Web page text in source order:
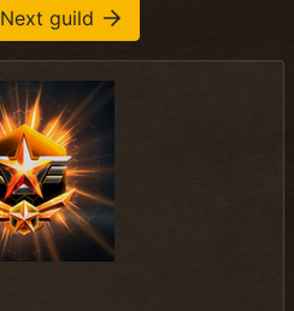
Next guild